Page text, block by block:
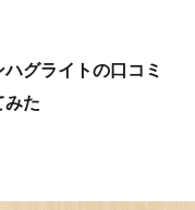
グライトの口コミ
みた